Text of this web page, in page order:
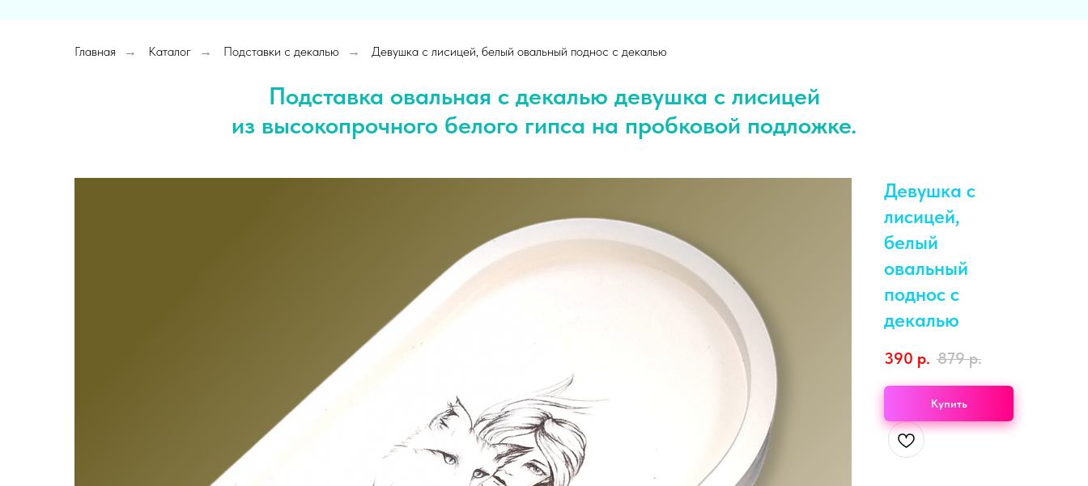
Главная → Каталог → Подставки с декалью → Девушка с лисицей, белый овальный поднос с декалью
Подставка овальная с декалью девушка с лисицей
из высокопрочного белого гипса на пробковой подложке.
Девушка с
лисицей,
белый
овальный
поднос с
декалью
390 р. 879 р.
Купить